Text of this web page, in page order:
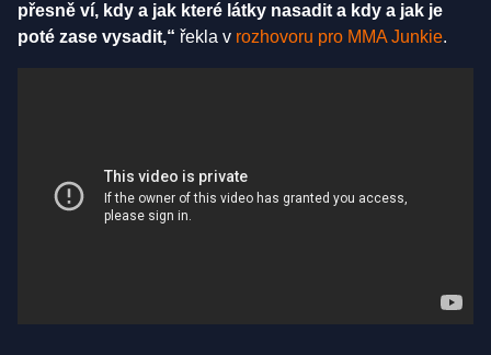
přesně ví, kdy a jak které látky nasadit a kdy a jak je
poté zase vysadit,“ řekla v rozhovoru pro MMA Junkie.